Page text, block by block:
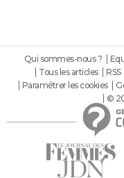
Qui sommes-nous ?
Tous les articles
RSS
Paramétrer les cookies
©